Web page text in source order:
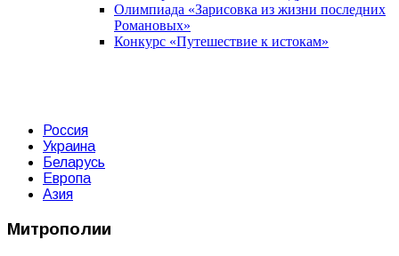
Олимпиада «Зарисовка из жизни последних
Романовых»
Конкурс «Путешествие к истокам»
Россия
Украина
Беларусь
Европа
Азия
Митрополии